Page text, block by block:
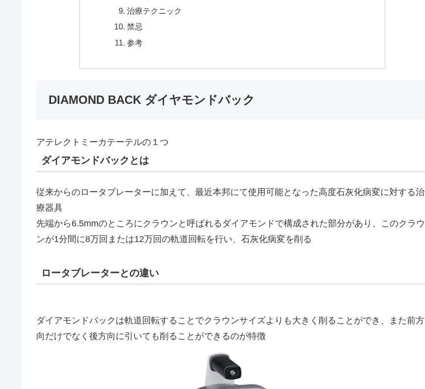
治療テクニック
禁忌
参考
DIAMOND BACK ダイヤモンドバック
アテレクトミーカテーテルの１つ
ダイアモンドバックとは
従来からのロータブレーターに加えて、最近本邦にて使用可能となった高度石灰化病変に対する治
療器具
先端から6.5mmのところにクラウンと呼ばれるダイアモンドで構成された部分があり、このクラウ
ンが1分間に8万回または12万回の軌道回転を行い、石灰化病変を削る
ロータブレーターとの違い
ダイアモンドバックは軌道回転することでクラウンサイズよりも大きく削ることができ、また前方
向だけでなく後方向に引いても削ることができるのが特徴